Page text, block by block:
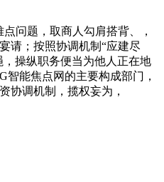
问题，取商人勾肩搭背、，
请；按照协调机制“应建尽
操纵职务便当为他人正在地
能焦点网的主要构成部门，
协调机制，揽权妄为，